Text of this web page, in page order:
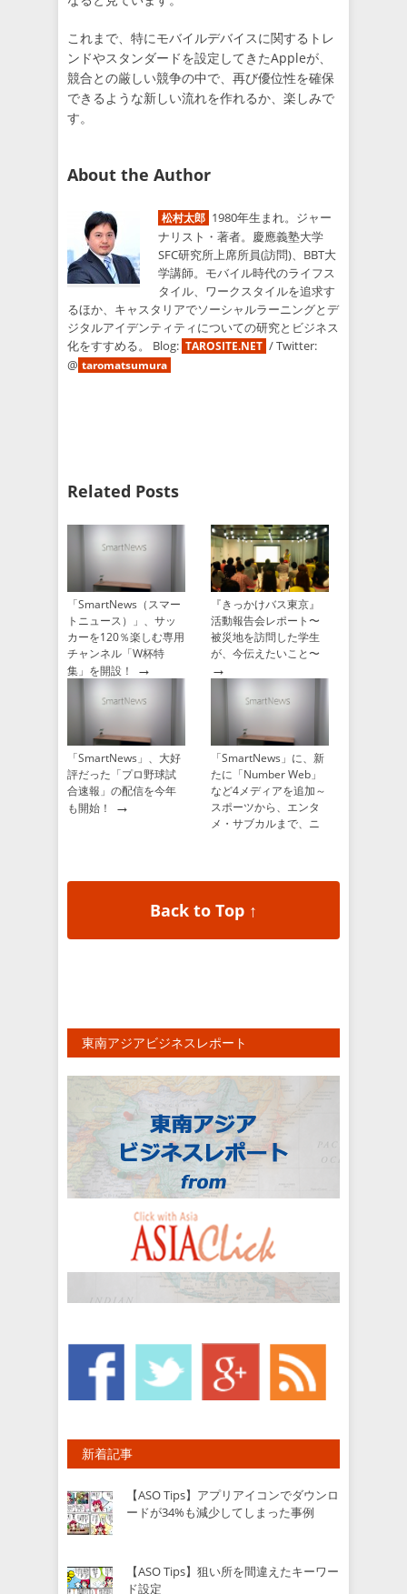
これまで、特にモバイルデバイスに関するトレ
ンドやスタンダードを設定してきたAppleが、
競合との厳しい競争の中で、再び優位性を確保
できるような新しい流れを作れるか、楽しみで
す。
About the Author
松村太郎 1980年生まれ。ジャー
ナリスト・著者。慶應義塾大学
SFC研究所上席所員(訪問)、BBT大
学講師。モバイル時代のライフス
タイル、ワークスタイルを追求す
るほか、キャスタリアでソーシャルラーニングとデ
ジタルアイデンティティについての研究とビジネス
化をすすめる。 Blog: TAROSITE.NET / Twitter:
@ taromatsumura
Related Posts
「SmartNews（スマー
トニュース）」、サッ
カーを120％楽しむ専用
チャンネル「W杯特
集」を開設！
→
『きっかけバス東京』
活動報告会レポート〜
被災地を訪問した学生
が、今伝えたいこと〜
→
「SmartNews」、大好
評だった「プロ野球試
合速報」の配信を今年
も開始！
→
「SmartNews」に、新
たに「Number Web」
など4メディアを追加～
スポーツから、エンタ
メ・サブカルまで、ニ
Back to Top ↑
東南アジアビジネスレポート
新着記事
【ASO Tips】アプリアイコンでダウンロ
ードが34%も減少してしまった事例
【ASO Tips】狙い所を間違えたキーワー
ド設定